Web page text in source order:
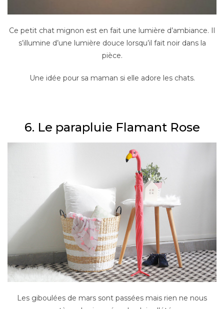
Ce petit chat mignon est en fait une lumière d’ambiance. Il
s’illumine d’une lumière douce lorsqu’il fait noir dans la
pièce.
Une idée pour sa maman si elle adore les chats.
6. Le parapluie Flamant Rose
Les giboulées de mars sont passées mais rien ne nous